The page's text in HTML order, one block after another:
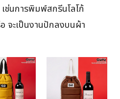
ช่นการพิมพ์สกรีนโลโก้
จะเป็นงานปักลงบนผ้า